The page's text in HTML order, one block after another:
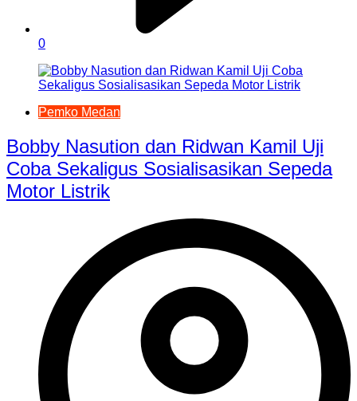
0
Pemko Medan
Bobby Nasution dan Ridwan Kamil Uji
Coba Sekaligus Sosialisasikan Sepeda
Motor Listrik